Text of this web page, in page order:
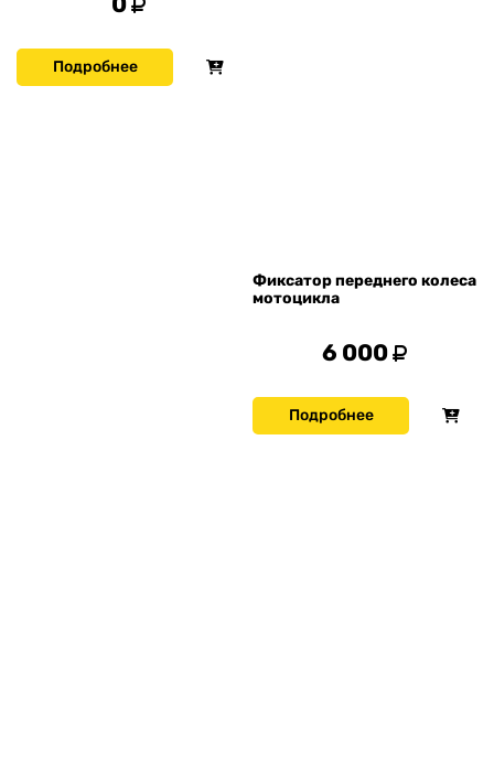
Подробнее
Фиксатор переднего колеса
мотоцикла
6 000
Подробнее